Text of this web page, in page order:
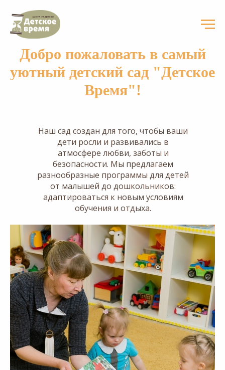
Добро пожаловать в самый
уютный детский сад "Детское
Время"!
Наш сад создан для того, чтобы ваши
дети росли и развивались в
атмосфере любви, заботы и
безопасности. Мы предлагаем
разнообразные программы для детей
от малышей до дошкольников:
адаптироваться к новым условиям
обучения и отдыха.